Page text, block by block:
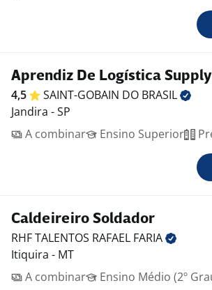
Aprendiz De Logística
4,5 SAINT-GOBAIN DO BRASIL
Jandira - SP
A combinar
Ensino Superior
Caldeireiro Soldador
RHF TALENTOS RAFAEL FARIA
Itiquira - MT
A combinar
Ensino Médio (2º